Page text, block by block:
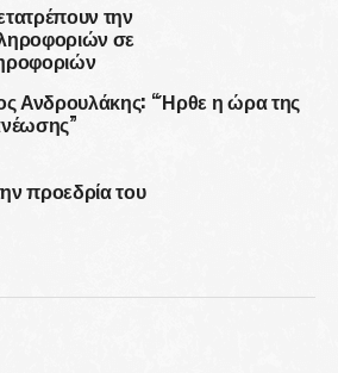
την
σε
Ανδρουλάκης: “Ήρθε η ώρα της
προεδρία του